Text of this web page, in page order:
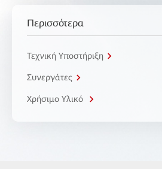
Περισσότερα
Τεχνική Υποστήριξη
Συνεργάτες
Χρήσιμο Υλικό